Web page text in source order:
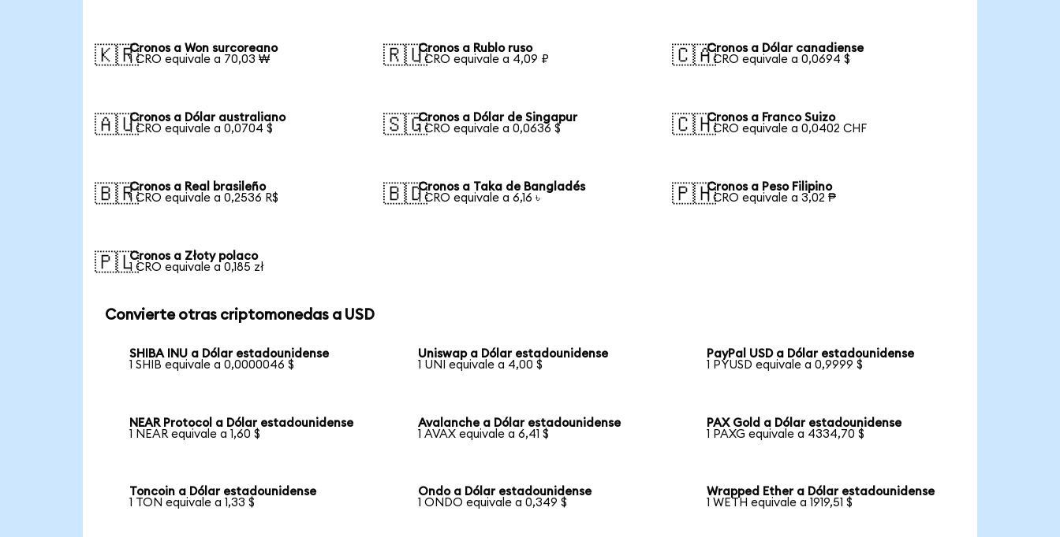
🇰🇷Cronos a Won surcoreano
1 CRO equivale a 70,03 ₩
🇷🇺Cronos a Rublo ruso
1 CRO equivale a 4,09 ₽
🇨🇦Cronos a Dólar canadiense
1 CRO equivale a 0,0694 $
🇦🇺Cronos a Dólar australiano
1 CRO equivale a 0,0704 $
🇸🇬Cronos a Dólar de Singapur
1 CRO equivale a 0,0636 $
🇨🇭Cronos a Franco Suizo
1 CRO equivale a 0,0402 CHF
🇧🇷Cronos a Real brasileño
1 CRO equivale a 0,2536 R$
🇧🇩Cronos a Taka de Bangladés
1 CRO equivale a 6,16 ৳
🇵🇭Cronos a Peso Filipino
1 CRO equivale a 3,02 ₱
🇵🇱Cronos a Złoty polaco
1 CRO equivale a 0,185 zł
Convierte otras criptomonedas a USD
SHIBA INU a Dólar estadounidense
1 SHIB equivale a 0,0000046 $
Uniswap a Dólar estadounidense
1 UNI equivale a 4,00 $
PayPal USD a Dólar estadounidense
1 PYUSD equivale a 0,9999 $
NEAR Protocol a Dólar estadounidense
1 NEAR equivale a 1,60 $
Avalanche a Dólar estadounidense
1 AVAX equivale a 6,41 $
PAX Gold a Dólar estadounidense
1 PAXG equivale a 4334,70 $
Toncoin a Dólar estadounidense
1 TON equivale a 1,33 $
Ondo a Dólar estadounidense
1 ONDO equivale a 0,349 $
Wrapped Ether a Dólar estadounidense
1 WETH equivale a 1919,51 $